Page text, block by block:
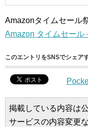
Amazonタイムセール
Amazon タイムセール
このエントリをSNSでシェア
掲載している内容は
サービスの内容変更